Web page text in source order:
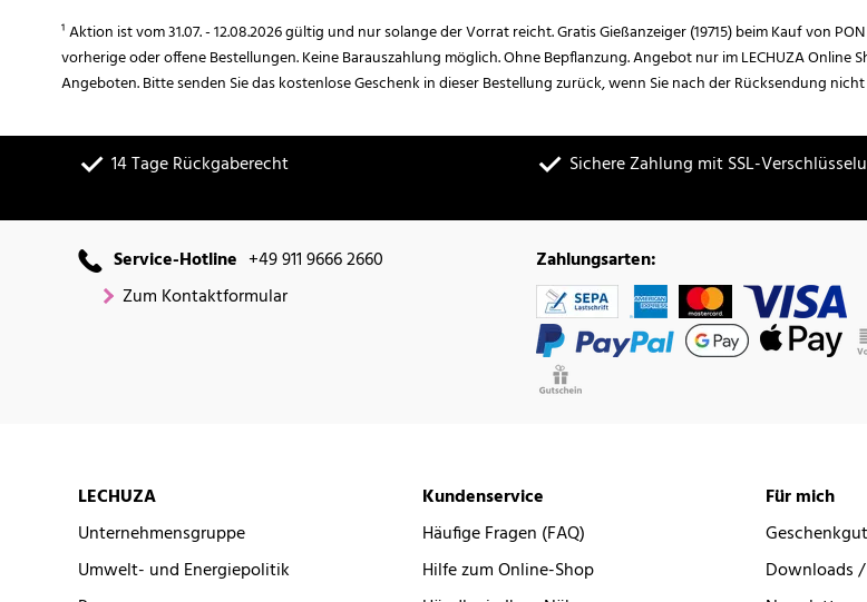
¹ Aktion ist vom 31.07. - 12.08.2026 gültig und nur solange der Vorrat reicht. Gratis Gießanzeiger (19715) beim Kauf von
vorherige oder offene Bestellungen. Keine Barauszahlung möglich. Ohne Bepflanzung. Angebot nur im LECHUZA
Angeboten. Bitte senden Sie das kostenlose Geschenk in dieser Bestellung zurück, wenn Sie nach der Rücksendung
14 Tage Rückgaberecht Sichere Zahlung mit SSL-
Service-Hotline +49 911 9666 2660
Zum Kontaktformular
Zahlungsarten:
LECHUZA
Unternehmensgruppe
Umwelt- und Energiepolitik
Kundenservice
Häufige Fragen (FAQ)
Hilfe zum Online-Shop
Für mich
Downloads